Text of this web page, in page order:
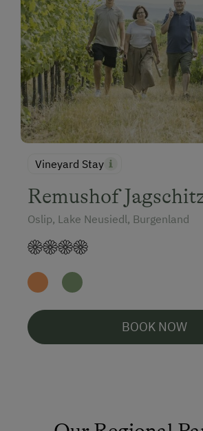
Vineyard Stay
Remushof
Oslip, Lake Neusiedl, Burgenland
BOOK NOW